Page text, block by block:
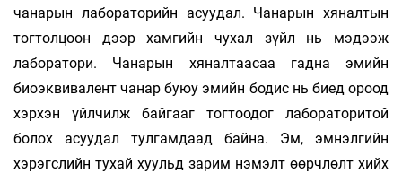
чанарын лабораторийн асуудал. Чанарын хяналтын
тогтолцоон дээр хамгийн чухал зүйл нь мэдээж
лаборатори. Чанарын хяналтаасаа гадна эмийн
биоэквивалент чанар буюу эмийн бодис нь биед ороод
хэрхэн үйлчилж байгааг тогтоодог лабораторитой
болох асуудал тулгамдаад байна. Эм, эмнэлгийн
хэрэгслийн тухай хуульд зарим нэмэлт өөрчлөлт хийх